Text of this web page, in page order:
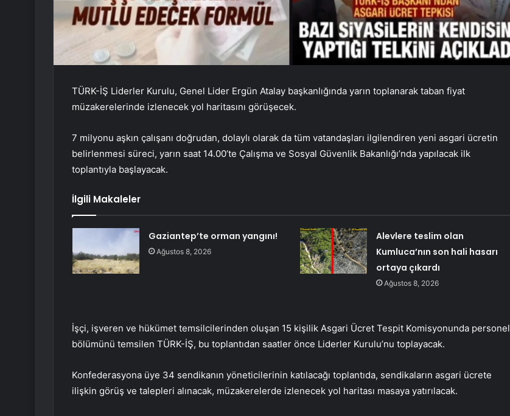
TÜRK-İŞ Liderler Kurulu, Genel Lider Ergün Atalay başkanlığında yarın toplanarak taban fiyat
müzakerelerinde izlenecek yol haritasını görüşecek.
7 milyonu aşkın çalışanı doğrudan, dolaylı olarak da tüm vatandaşları ilgilendiren yeni asgari ücretin
belirlenmesi süreci, yarın saat 14.00’te Çalışma ve Sosyal Güvenlik Bakanlığı’nda yapılacak ilk
toplantıyla başlayacak.
İlgili Makaleler
Gaziantep’te orman yangını!
Ağustos 8, 2026
Alevlere teslim olan
Kumluca’nın son hali hasarı
ortaya çıkardı
Ağustos 8, 2026
İşçi, işveren ve hükümet temsilcilerinden oluşan 15 kişilik Asgari Ücret Tespit Komisyonunda personel
bölümünü temsilen TÜRK-İŞ, bu toplantıdan saatler önce Liderler Kurulu’nu toplayacak.
Konfederasyona üye 34 sendikanın yöneticilerinin katılacağı toplantıda, sendikaların asgari ücrete
ilişkin görüş ve talepleri alınacak, müzakerelerde izlenecek yol haritası masaya yatırılacak.